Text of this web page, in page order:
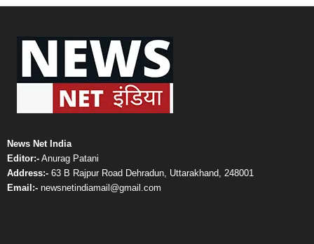
News Net India
Editor:- Anurag Patani
Address:- 63 B Rajpur Road Dehradun, Uttarakhand, 248001
Email:- newsnetindiamail@gmail.com